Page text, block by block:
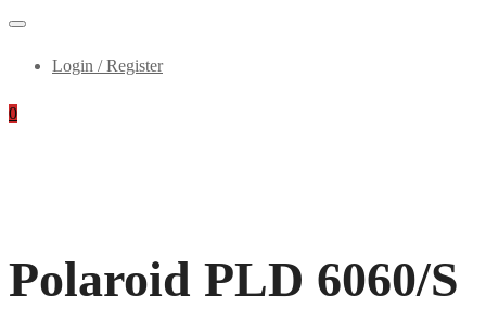
Login / Register
0
Polaroid PLD 6060/S